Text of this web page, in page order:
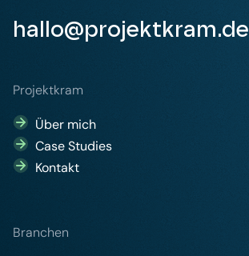
hallo@projektkram.de
Projektkram
Über mich
Case Studies
Kontakt
Branchen